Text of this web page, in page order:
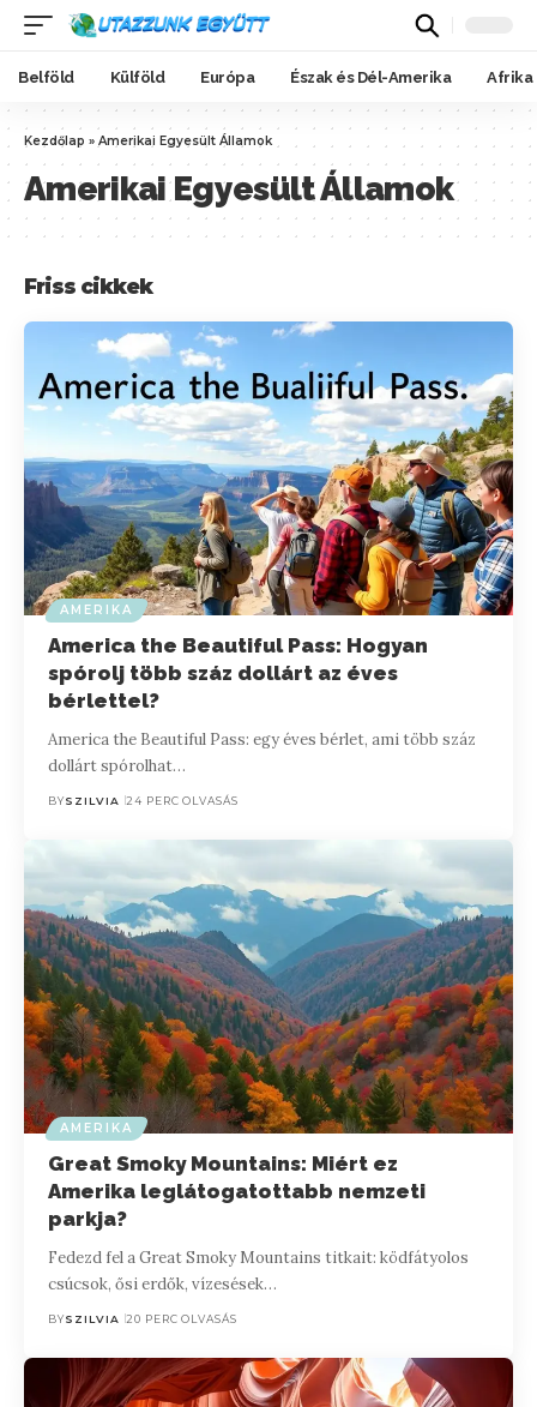
Belföld Külföld Európa Észak és Dél-Amerika Afrika
Kezdőlap » Amerikai Egyesült Államok
Amerikai Egyesült Államok
Friss cikkek
AMERIKA
America the Beautiful Pass: Hogyan
spórolj több száz dollárt az éves
bérlettel?
America the Beautiful Pass: egy éves bérlet, ami több száz
dollárt spórolhat…
BYSZILVIA 24 PERC OLVASÁS
AMERIKA
Great Smoky Mountains: Miért ez
Amerika leglátogatottabb nemzeti
parkja?
Fedezd fel a Great Smoky Mountains titkait: ködfátyolos
csúcsok, ősi erdők, vízesések…
BYSZILVIA 20 PERC OLVASÁS